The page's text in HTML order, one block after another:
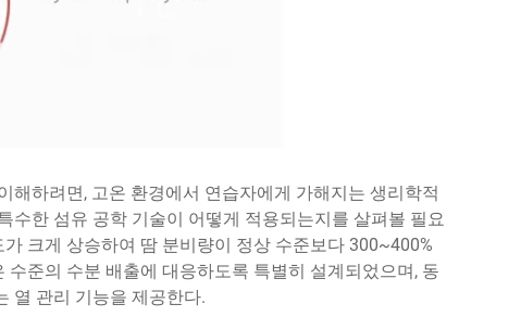
해하려면, 고온 환경에서 연습자에게 가해지는 생리학적
수한 섬유 공학 기술이 어떻게 적용되는지를 살펴볼 필요
크게 상승하여 땀 분비량이 정상 수준보다 300~400%
준의 수분 배출에 대응하도록 특별히 설계되었으며, 동
열 관리 기능을 제공한다.